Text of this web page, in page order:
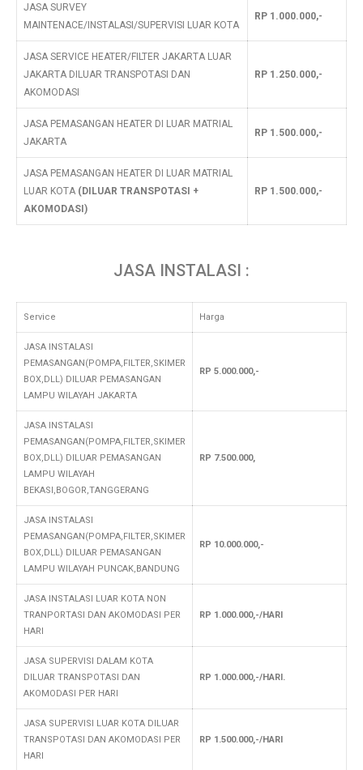
JASA SURVEY
MAINTENACE/INSTALASI/SUPERVISI LUAR KOTA
RP 1.000.000,-
JASA SERVICE HEATER/FILTER JAKARTA LUAR
JAKARTA DILUAR TRANSPOTASI DAN
AKOMODASI
RP 1.250.000,-
JASA PEMASANGAN HEATER DI LUAR MATRIAL
JAKARTA
RP 1.500.000,-
JASA PEMASANGAN HEATER DI LUAR MATRIAL
LUAR KOTA (DILUAR TRANSPOTASI +
AKOMODASI)
RP 1.500.000,-
JASA INSTALASI :
Service Harga
JASA INSTALASI
PEMASANGAN(POMPA,FILTER,SKIMER
BOX,DLL) DILUAR PEMASANGAN
LAMPU WILAYAH JAKARTA
RP 5.000.000,-
JASA INSTALASI
PEMASANGAN(POMPA,FILTER,SKIMER
BOX,DLL) DILUAR PEMASANGAN
LAMPU WILAYAH
BEKASI,BOGOR,TANGGERANG
RP 7.500.000,
JASA INSTALASI
PEMASANGAN(POMPA,FILTER,SKIMER
BOX,DLL) DILUAR PEMASANGAN
LAMPU WILAYAH PUNCAK,BANDUNG
RP 10.000.000,-
JASA INSTALASI LUAR KOTA NON
TRANPORTASI DAN AKOMODASI PER
HARI
RP 1.000.000,-/HARI
JASA SUPERVISI DALAM KOTA
DILUAR TRANSPOTASI DAN
AKOMODASI PER HARI
RP 1.000.000,-/HARI.
JASA SUPERVISI LUAR KOTA DILUAR
TRANSPOTASI DAN AKOMODASI PER
HARI
RP 1.500.000,-/HARI